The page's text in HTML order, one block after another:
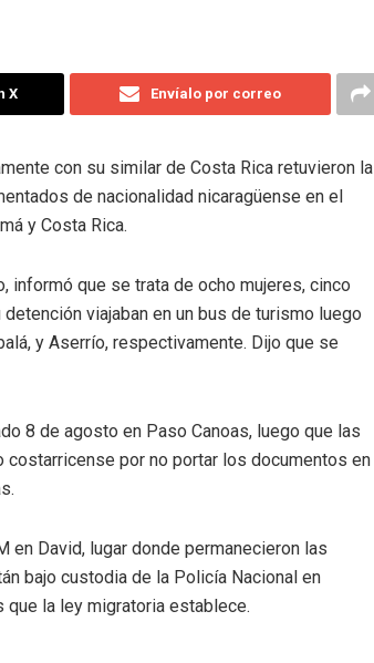
X Envíalo por correo
con su similar de Costa Rica retuvieron la
de nacionalidad nicaragüense en el
y Costa Rica.
informó que se trata de ocho mujeres, cinco
viajaban en un bus de turismo luego
y Aserrío, respectivamente. Dijo que se
8 de agosto en Paso Canoas, luego que las
por no portar los documentos en
David, lugar donde permanecieron las
bajo custodia de la Policía Nacional en
la ley migratoria establece.